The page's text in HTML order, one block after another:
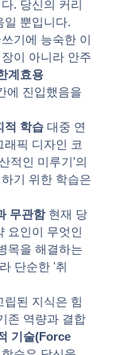
. 당신의 커리
일 뿐입니다.
기에 능숙한 이
이 아니라 안주
계효용
에 진입했음을
적 학습 대중 연
래픽 디자인 코
적인 미루기'의
기 위한 학습은
무관함현재 당
요인이 무엇인
목을 해결하는
단순한 '취
립된 지식은 힘
존 역량과 결합
기술(Force